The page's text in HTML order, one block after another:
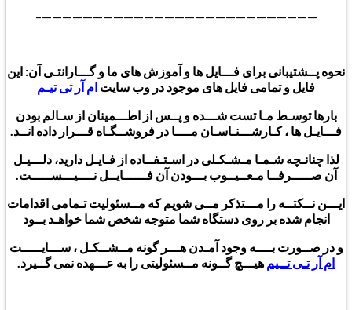
———————————————————————————–
نحوه پــشتیبانی برای فـــایل ها و آموزش های ما و گـــارانتـی آن: این
فایل و تمامی فایل های موجود در وب سایتام آر تی تیـم
بارها توسـط مـا تست شـــده و پــس از اطـــمینان از سـالم بودن
فـــایـل ها ، کـارشـــنـاسـان مــــا در فروشــگـاه قـــرار داده انــد.
لذا چنانـچه شـمـا مـشـکـلی در اسـتـفــاده از فـایـل دارید، دلـــیـل
آن صـــــرفــا مـعــیــوب بـــودن آن فــــــایــل نــــیـــســـــت.
ایـــن نــکتــه را مـــتذکر مــی شویم که مــسئولیت تـمامی اقدامات
انجام شده بر روی دستگاه شما متوجه شخص شما خواهـد بــود
و در صــورت بــــه وجود آمـدن هـــر گونه مــشــکـل ، ســـایـــــت
ام آر تـی تــیمهیـــچ گــونه مــسئولیتی را به عـــهده نمی گــیرد.